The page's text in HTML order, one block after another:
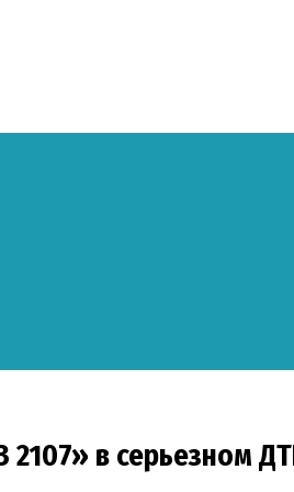
в серьезном